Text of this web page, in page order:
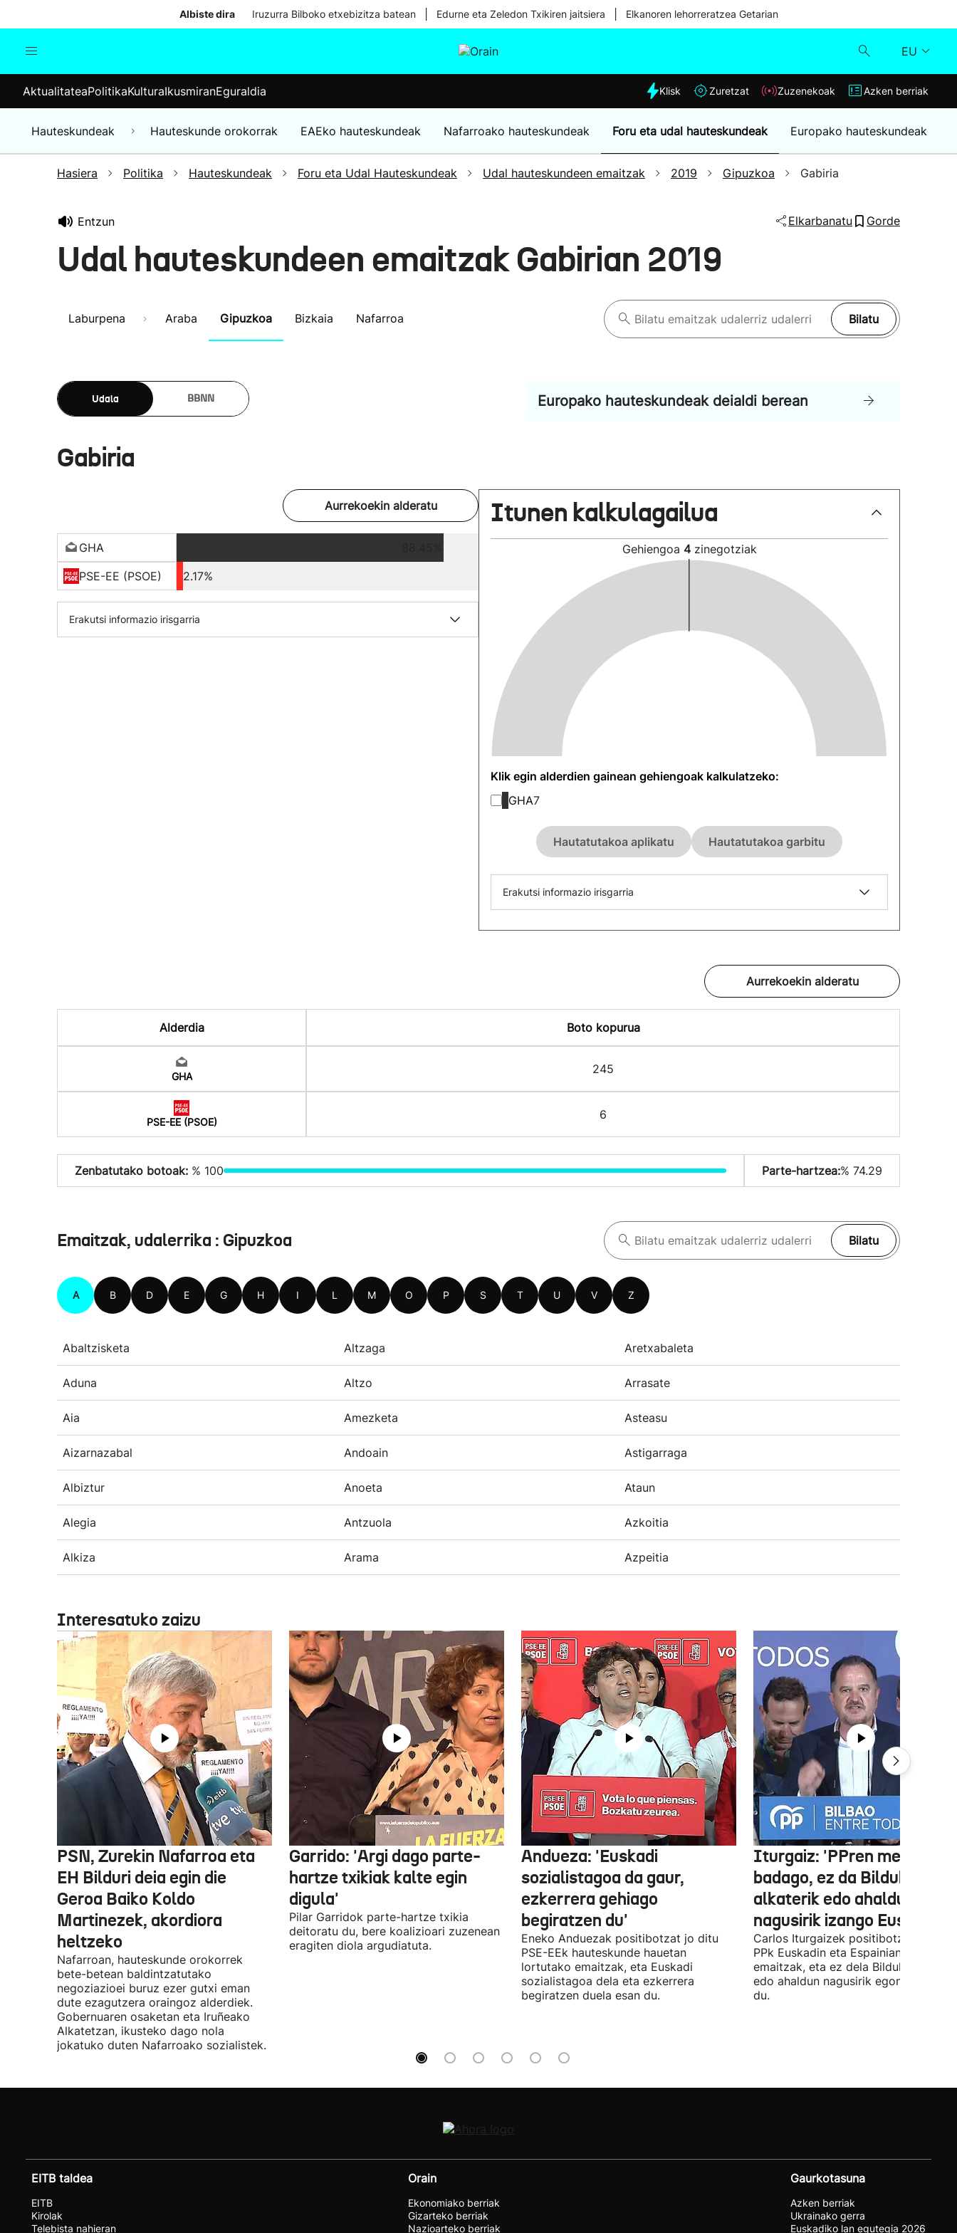
Albiste dira Iruzurra Bilboko etxebizitza batean Edurne eta Zeledon Txikiren jaitsiera Elkanoren lehorreratzea Getarian
EU
Munduko albisteak
Hauteskundeak
Eguraldia
Klisk
Zuzenekoak
Azken berriak
AktualitateaPolitikaKulturaIkusmiranEguraldia Klisk Zuretzat Zuzenekoak Azken berriak
Hauteskundeak Hauteskunde orokorrak EAEko hauteskundeak Nafarroako hauteskundeak Foru eta udal hauteskundeak Europako hauteskundeak
Hasiera Politika Hauteskundeak Foru eta Udal Hauteskundeak Udal hauteskundeen emaitzak 2019 Gipuzkoa Gabiria
Entzun Elkarbanatu Gorde
Udal hauteskundeen emaitzak Gabirian 2019
Laburpena Araba Gipuzkoa Bizkaia Nafarroa Bilatu
Udala BBNN Europako hauteskundeak deialdi berean
Gabiria
Aurrekoekin alderatu
GHA
PSE-EE (PSOE)
2.17%
Erakutsi informazio irisgarria
Itunen kalkulagailua
Gehiengoa 4 zinegotziak
Klik egin alderdien gainean gehiengoak kalkulatzeko:
GHA7
Hautatutakoa aplikatu Hautatutakoa garbitu
Erakutsi informazio irisgarria
Aurrekoekin alderatu
Alderdia Boto kopurua
GHA
245
PSE-EE (PSOE)
6
Zenbatutako botoak: % 100 Parte-hartzea:% 74.29
Emaitzak, udalerrika : Gipuzkoa Bilatu
A B D E G H I L M O P S T U V Z
Abaltzisketa Altzaga Aretxabaleta
Aduna Altzo Arrasate
Aia Amezketa Asteasu
Aizarnazabal Andoain Astigarraga
Albiztur Anoeta Ataun
Alegia Antzuola Azkoitia
Alkiza Arama Azpeitia
Interesatuko zaizu
PSN, Zurekin Nafarroa eta
EH Bilduri deia egin die
Geroa Baiko Koldo
Martinezek, akordiora
heltzeko
Nafarroan, hauteskunde orokorrek
bete-betean baldintzatutako
negoziazioei buruz ezer gutxi eman
dute ezagutzera oraingoz alderdiek.
Gobernuaren osaketan eta Iruñeako
Alkatetzan, ikusteko dago nola
jokatuko duten Nafarroako sozialistek.
Garrido: 'Argi dago parte-
hartze txikiak kalte egin
digula'
Pilar Garridok parte-hartze txikia
deitoratu du, bere koalizioari zuzenean
eragiten diola argudiatuta.
Andueza: 'Euskadi
sozialistagoa da gaur,
ezkerrera gehiago
begiratzen du'
Eneko Anduezak positibotzat jo ditu
PSE-EEk hauteskunde hauetan
lortutako emaitzak, eta Euskadi
sozialistagoa dela eta ezkerrera
begiratzen duela esan du.
Iturgaiz: 'PPren menpe
badago, ez da Bilduko
alkaterik edo ahaldun
nagusirik izango Euskadin'
Carlos Iturgaizek positibotzat jo ditu
PPk Euskadin eta Espainian lortutako
emaitzak, eta ez dela Bilduko
edo ahaldun nagusirik egongo
du.
EITB taldea
EITB
Kirolak
Telebista nahieran
Orain
Ekonomiako berriak
Gizarteko berriak
Nazioarteko berriak
Gaurkotasuna
Azken berriak
Ukrainako gerra
Euskadiko lan egutegia 2026